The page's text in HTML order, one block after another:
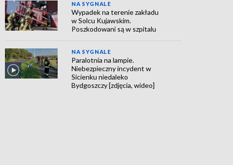
NA SYGNALE
Wypadek na terenie zakładu
w Solcu Kujawskim.
Poszkodowani są w szpitalu
NA SYGNALE
Paralotnia na lampie.
Niebezpieczny incydent w
Sicienku niedaleko
Bydgoszczy [zdjęcia, wideo]